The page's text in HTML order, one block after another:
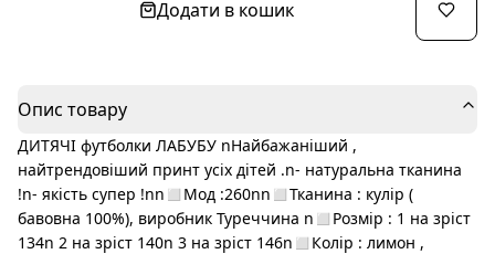
Додати в кошик
Опис товару
ДИТЯЧІ футболки ЛАБУБУ nНайбажаніший ,
найтрендовіший принт усіх дітей .n- натуральна тканина
!n- якість супер !nn◻️Мод :260nn◻️Тканина : кулір (
бавовна 100%), виробник Туреччина n◻️Розмір : 1 на зріст
134n 2 на зріст 140n 3 на зріст 146n◻️Колір : лимон ,